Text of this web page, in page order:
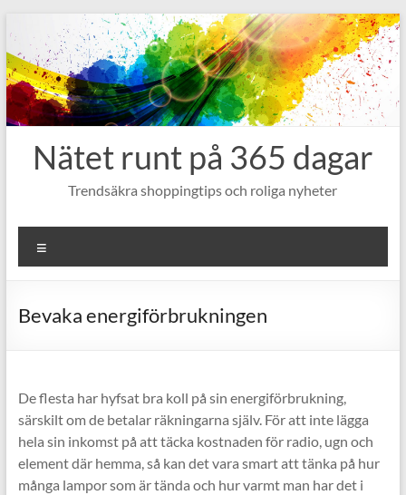
till
innehåll
Nätet runt på 365 dagar
Trendsäkra shoppingtips och roliga nyheter
Bevaka energiförbrukningen
De flesta har hyfsat bra koll på sin energiförbrukning,
särskilt om de betalar räkningarna själv. För att inte lägga
hela sin inkomst på att täcka kostnaden för radio, ugn och
element där hemma, så kan det vara smart att tänka på hur
många lampor som är tända och hur varmt man har det i